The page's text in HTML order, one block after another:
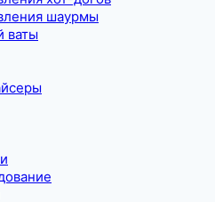
шаурмы
ваты